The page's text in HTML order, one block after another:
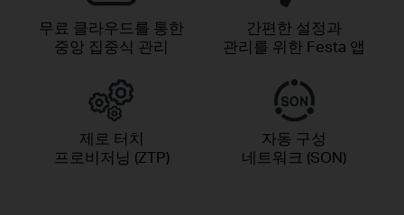
무료 클라우드를 통한
중앙 집중식 관리
간편한 설정과
관리를 위한 Festa 앱
제로 터치
프로비저닝 (ZTP)
자동 구성
네트워크 (SON)